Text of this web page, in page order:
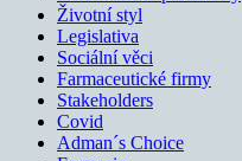
Životní styl
Legislativa
Sociální věci
Farmaceutické firmy
Stakeholders
Covid
Adman´s Choice